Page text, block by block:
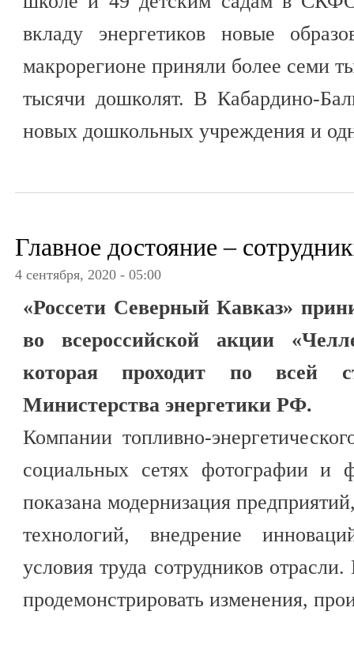
вкладу энергетиков новые
макрорегионе приняли более семи
тысячи дошколят. В Кабардино-
новых дошкольных учреждения и
Главное достояние –
4 сентября, 2020 - 05:00
«Россети Северный Кавказ»
во всероссийской акции
которая проходит по всей
Министерства энергетики РФ.
Компании топливно-
социальных сетях фотографии и
показана модернизация
технологий, внедрение
условия труда сотрудников
продемонстрировать изменения,